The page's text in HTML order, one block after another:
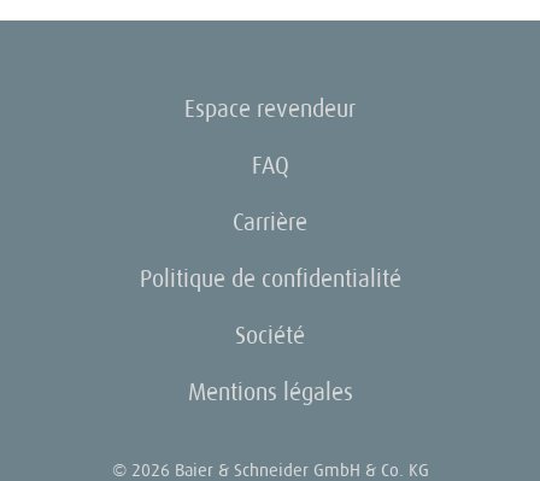
Espace revendeur
FAQ
Carrière
Politique de confidentialité
Société
Mentions légales
© 2026 Baier & Schneider GmbH & Co. KG